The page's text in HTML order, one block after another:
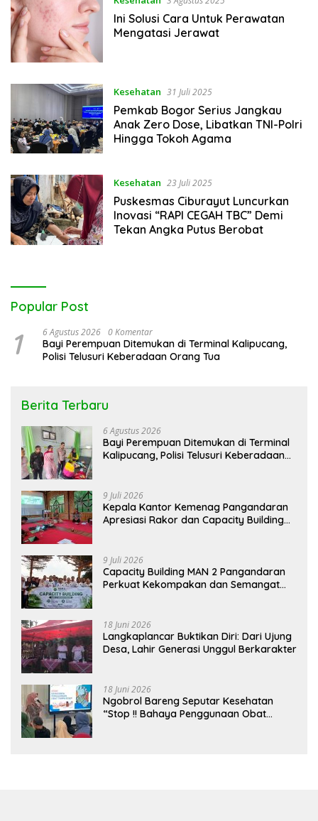
Ini Solusi Cara Untuk Perawatan
Mengatasi Jerawat
Kesehatan 31 Juli 2025
Pemkab Bogor Serius Jangkau
Anak Zero Dose, Libatkan TNI-Polri
Hingga Tokoh Agama
Kesehatan 23 Juli 2025
Puskesmas Ciburayut Luncurkan
Inovasi “RAPI CEGAH TBC” Demi
Tekan Angka Putus Berobat
Popular Post
1 6 Agustus 2026 0 Komentar
Bayi Perempuan Ditemukan di Terminal Kalipucang,
Polisi Telusuri Keberadaan Orang Tua
Berita Terbaru
6 Agustus 2026
Bayi Perempuan Ditemukan di Terminal
Kalipucang, Polisi Telusuri Keberadaan
9 Juli 2026
Kepala Kantor Kemenag Pangandaran
Apresiasi Rakor dan Capacity Building
9 Juli 2026
Capacity Building MAN 2 Pangandaran
Perkuat Kekompakan dan Semangat
18 Juni 2026
Langkaplancar Buktikan Diri: Dari Ujung
Desa, Lahir Generasi Unggul Berkarakter
18 Juni 2026
Ngobrol Bareng Seputar Kesehatan
“Stop !! Bahaya Penggunaan Obat